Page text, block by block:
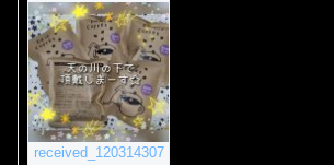
received_120314307